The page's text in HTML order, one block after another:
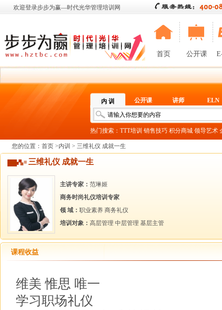
欢迎登录步步为赢—时代光华管理培训网
首页 公开课
内 训 公开课 讲师 ELN
热门搜索： TTT培训 销售技巧 积分商城 领导艺术
您的位置： 首页 >内训 > 三维礼仪 成就一生
三维礼仪 成就一生
主讲专家： 范琳姬
商务时尚礼仪培训专家
领 域： 职业素养 商务礼仪
培训对象： 高层管理 中层管理 基层主管
课程收益
维美 惟思 唯一
学习职场礼仪